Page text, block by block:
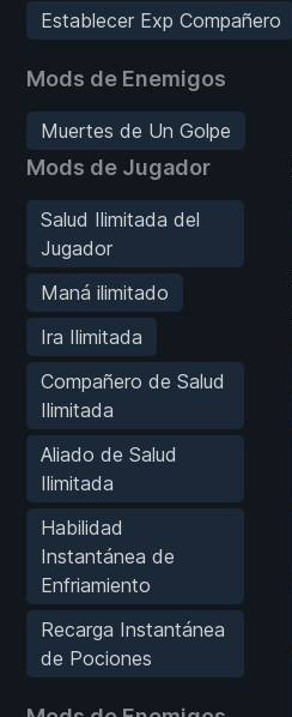
Establecer Exp Compañero
Mods de Enemigos
Muertes de Un Golpe
Mods de Jugador
Salud Ilimitada del
Jugador
Maná ilimitado
Ira Ilimitada
Compañero de Salud
Ilimitada
Aliado de Salud
Ilimitada
Habilidad
Instantánea de
Enfriamiento
Recarga Instantánea
de Pociones